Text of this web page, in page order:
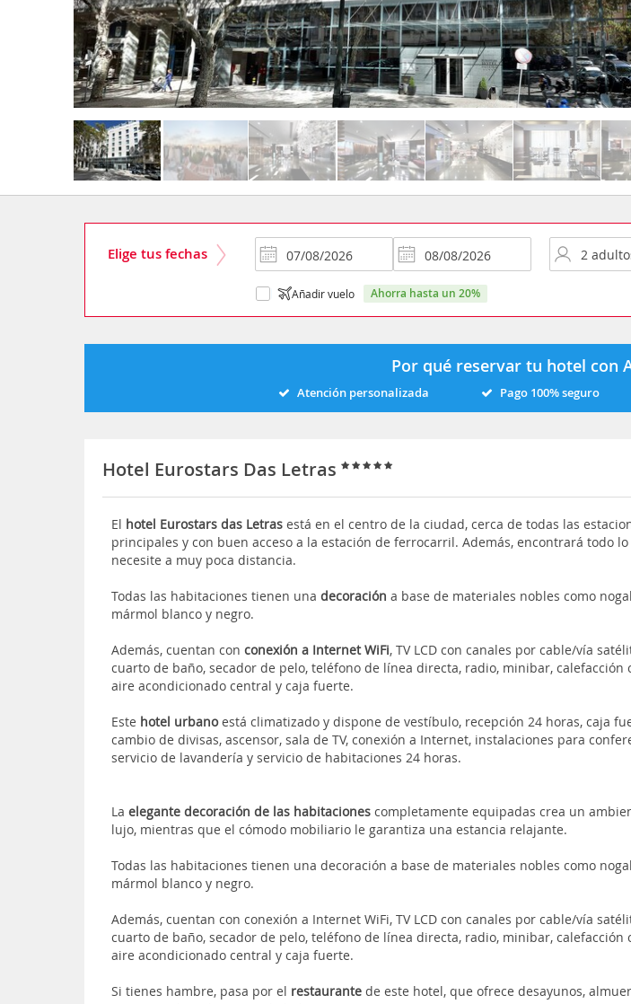
Elige tus fechas
Añadir vuelo ahorra hasta un 20%
Por qué reservar tu hotel con
Atención personalizada Pago 100% seguro
Hotel Eurostars Das Letras
El hotel Eurostars das Letras está en el centro de la ciudad, cerca de todas las
principales y con buen acceso a la estación de ferrocarril. Además, encontrará todo
necesite a muy poca distancia.
Todas las habitaciones tienen unadecoracióna base de materiales nobles como
mármol blanco y negro.
Además, cuentan conconexión a Internet WiFi, TV LCD con canales por cable/vía
cuarto de baño, secador de pelo, teléfono de línea directa, radio, minibar, calefacción
aire acondicionado central y caja fuerte.
Este hotel urbanoestá climatizado y dispone de vestíbulo, recepción 24 horas, caja
cambio de divisas, ascensor, sala de TV, conexión a Internet, instalaciones para
servicio de lavandería y servicio de habitaciones 24 horas.
Laelegante decoración de las habitaciones completamente equipadas crea un
lujo, mientras que el cómodo mobiliario le garantiza una estancia relajante.
Todas las habitaciones tienen una decoración a base de materiales nobles como
mármol blanco y negro.
Además, cuentan con conexión a Internet WiFi, TV LCD con canales por cable/vía
cuarto de baño, secador de pelo, teléfono de línea directa, radio, minibar, calefacción
aire acondicionado central y caja fuerte.
Si tienes hambre, pasa por el restaurante de este hotel, que ofrece desayunos,